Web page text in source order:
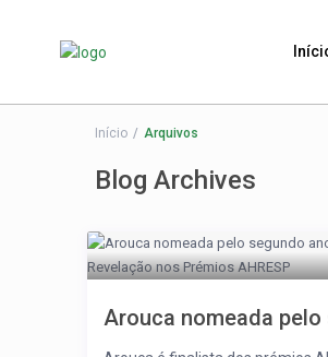
Início Arquivos
Blog Archives
Arouca nomeada pelo